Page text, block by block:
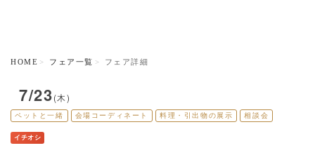
HOME フェア一覧 フェア詳細
7/23(木)
ペットと一緒 会場コーディネート 料理・引出物の展示 相談会
イチオシ